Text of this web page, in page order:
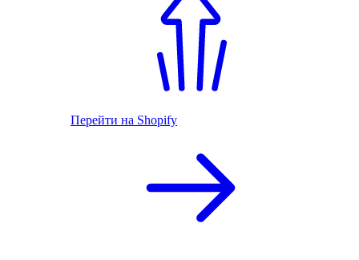
Перейти на Shopify